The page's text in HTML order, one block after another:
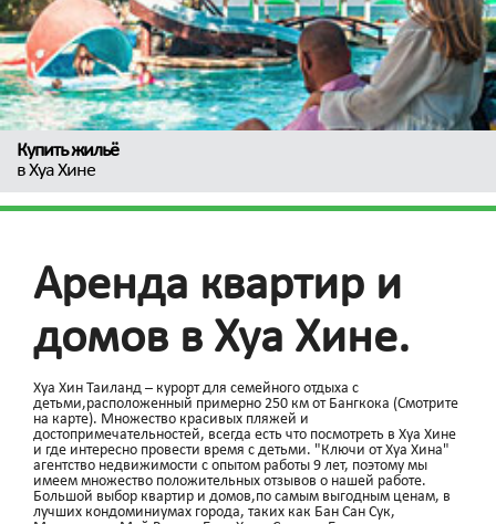
Купить жильё
в Хуа Хине
Аренда квартир и
домов в Хуа Хине.
Хуа Хин Таиланд – курорт для семейного отдыха с
детьми,расположенный примерно 250 км от Бангкока (Смотрите
на карте). Множество красивых пляжей и
достопримечательностей, всегда есть что посмотреть в Хуа Хине
и где интересно провести время с детьми. "Ключи от Хуа Хина"
агентство недвижимости с опытом работы 9 лет, поэтому мы
имеем множество положительных отзывов о нашей работе.
Большой выбор квартир и домов,по самым выгодным ценам, в
лучших кондоминиумах города, таких как Бан Сан Сук,